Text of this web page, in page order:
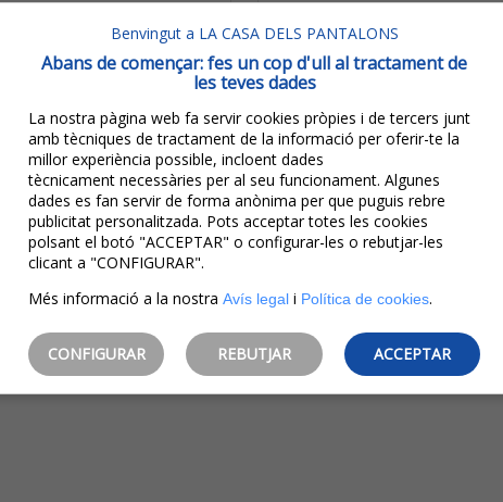
Benvingut a LA CASA DELS PANTALONS
Abans de començar: fes un cop d'ull al tractament de
les teves dades
La nostra pàgina web fa servir cookies pròpies i de tercers junt
amb tècniques de tractament de la informació per oferir-te la
millor experiència possible, incloent dades
tècnicament necessàries per al seu funcionament. Algunes
dades es fan servir de forma anònima per que puguis rebre
publicitat personalitzada. Pots acceptar totes les cookies
polsant el botó "ACCEPTAR" o configurar-les o rebutjar-les
clicant a "CONFIGURAR".
Més informació a la nostra Avís legal i Política de cookies.
CONFIGURAR REBUTJAR ACCEPTAR